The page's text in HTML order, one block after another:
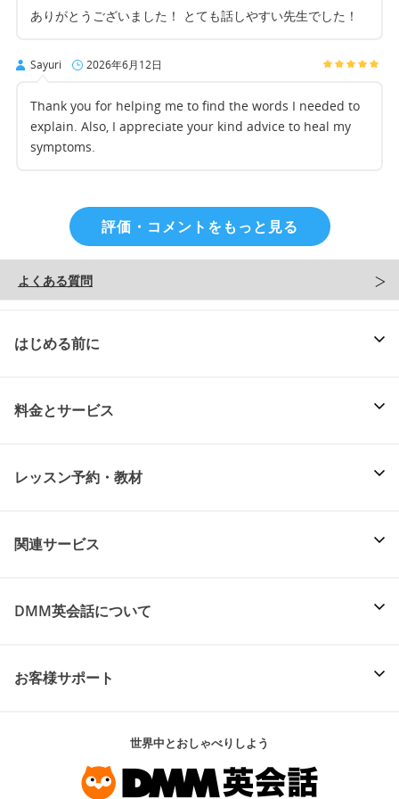
ありがとうございました！ とても話しやすい先生でした！
Sayuri 2026年6月12日
Thank you for helping me to find the words I needed to
explain. Also, I appreciate your kind advice to heal my
symptoms.
評価・コメントをもっと見る
よくある質問
はじめる前に
料金とサービス
レッスン予約・教材
関連サービス
DMM英会話について
お客様サポート
世界中とおしゃべりしよう